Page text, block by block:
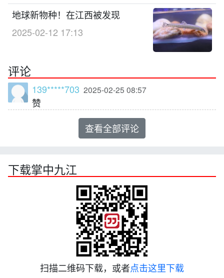
地球新物种！在江西被发现
2025-02-12 17:13
评论
139*****703 2025-02-25 08:57
赞
查看全部评论
下载掌中九江
扫描二维码下载，或者点击这里下载